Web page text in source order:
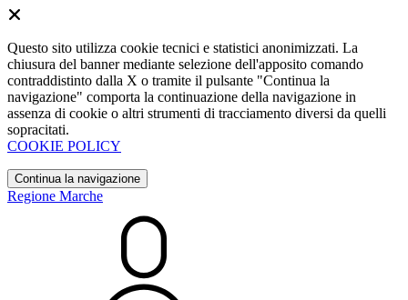
Questo sito utilizza cookie tecnici e statistici anonimizzati. La
chiusura del banner mediante selezione dell'apposito comando
contraddistinto dalla X o tramite il pulsante "Continua la
navigazione" comporta la continuazione della navigazione in
assenza di cookie o altri strumenti di tracciamento diversi da quelli
sopracitati.
COOKIE POLICY
Continua la navigazione
Regione Marche